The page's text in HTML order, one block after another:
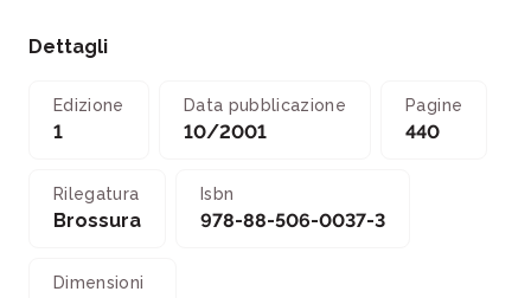
Dettagli
Edizione
1
Data pubblicazione
10/2001
Pagine
440
Rilegatura
Brossura
Isbn
978-88-506-0037-3
Dimensioni